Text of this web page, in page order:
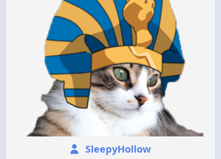
SleepyHollow